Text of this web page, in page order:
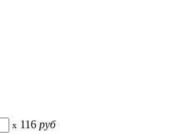
x 116 руб